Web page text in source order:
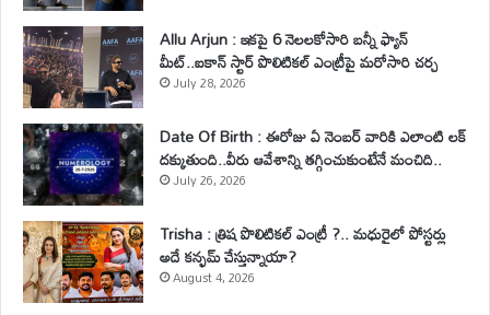
Allu Arjun : ఇకపై 6 నెలలకోసారి బన్నీ ఫ్యాన్
మీట్..ఐకాన్ స్టార్ పొలిటికల్ ఎంట్రీపై మరోసారి చర్చ
July 28, 2026
Date Of Birth : ఈరోజు ఏ నెంబర్ వారికి ఎలాంటి లక్
దక్కుతుంది..వీరు ఆవేశాన్ని తగ్గించుకుంటేనే మంచిది..
July 26, 2026
Trisha : త్రిష పొలిటికల్ ఎంట్రీ ?.. మధురైలో పోస్టర్లు
అదే కన్ఫమ్ చేస్తున్నాయా?
August 4, 2026